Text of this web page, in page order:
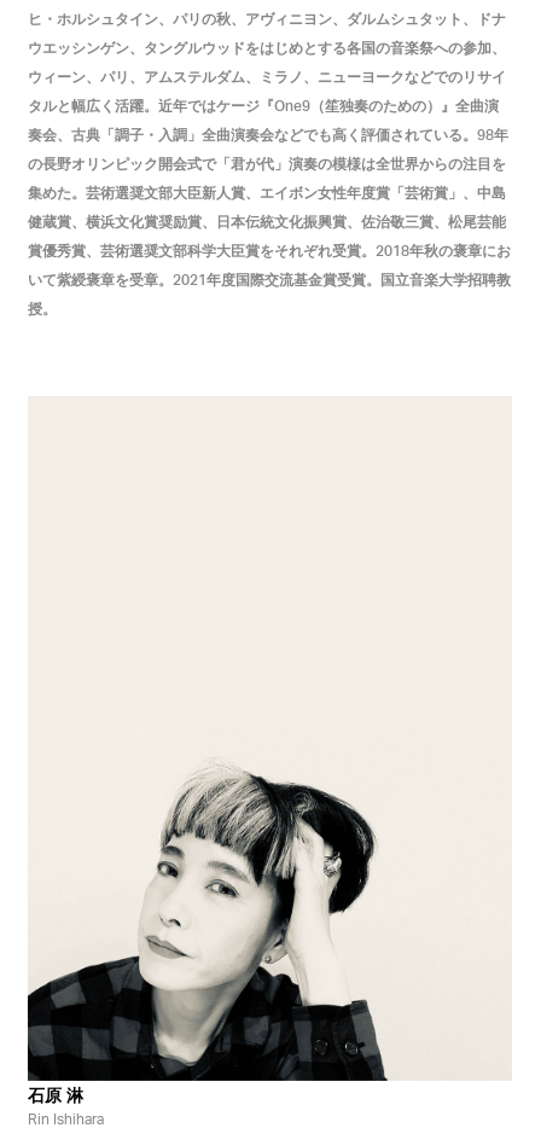
ヒ・ホルシュタイン、パリの秋、アヴィニヨン、ダルムシュタット、ドナ
ウエッシンゲン、タングルウッドをはじめとする各国の音楽祭への参加、
ウィーン、パリ、アムステルダム、ミラノ、ニューヨークなどでのリサイ
タルと幅広く活躍。近年ではケージ『One9 （笙独奏のための）』全曲演
奏会、古典「調子・入調」全曲演奏会などでも高く評価されている。 98年
の長野オリンピック開会式で「君が代」演奏の模様は全世界からの注目を
集めた。芸術選奨文部大臣新人賞、エイボン女性年度賞「芸術賞」、中島
健蔵賞、横浜文化賞奨励賞、日本伝統文化振興賞、佐治敬三賞、松尾芸能
賞優秀賞、芸術選奨文部科学大臣賞をそれぞれ受賞。 2018年秋の褒章にお
いて紫綬褒章を受章。 2021 年度国際交流基金賞受賞。国立音楽大学招聘教
授。
石原 淋
Rin Ishihara